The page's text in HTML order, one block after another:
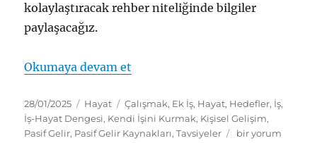
kolaylaştıracak rehber niteliğinde bilgiler
paylaşacağız.
Okumaya devam et
Yayın
tarihi
28/01/2025 Kategoriler
Hayat Etiketler
Çalışmak, Ek İş, Hayat, Hedefler, İş,
İş-Hayat Dengesi, Kendi İşini Kurmak, Kişisel Gelişim,
Pasif Gelir, Pasif Gelir Kaynakları,Tavsiyeler
59
bir yorum